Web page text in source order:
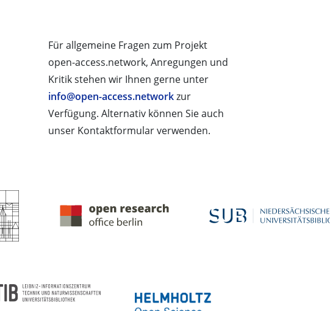
Für allgemeine Fragen zum Projekt
open-access.network, Anregungen und
Kritik stehen wir Ihnen gerne unter
info@open-access.networkzur
Verfügung. Alternativ können Sie auch
unser Kontaktformular verwenden.